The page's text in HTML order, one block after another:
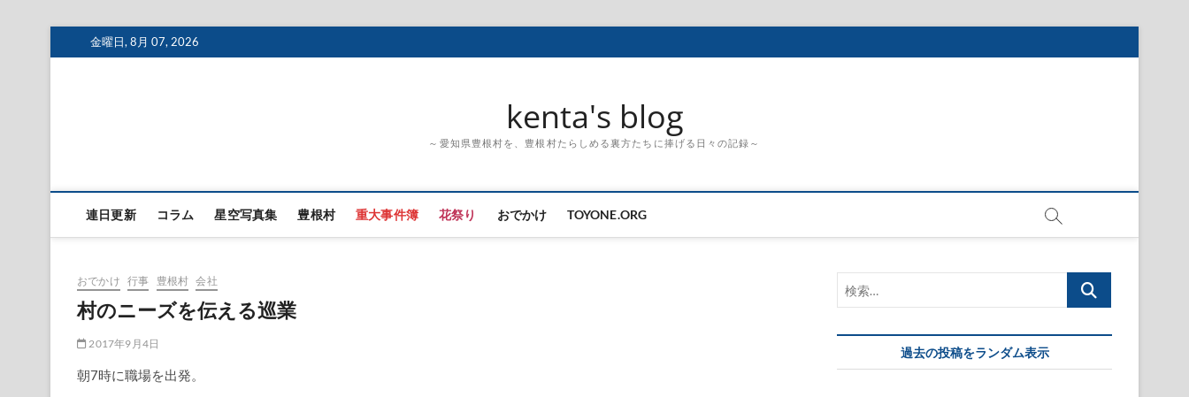
to
金曜日, 8月 07, 2026
kenta's blog
～愛知県豊根村を、豊根村たらしめる裏方たちに捧げる日々の記録～
連日更新 コラム 星空写真集 豊根村 重大事件簿 花祭り おでかけ TOYONE.ORG
おでかけ 行事 豊根村 会社
村のニーズを伝える巡業
2017年9月4日
朝7時に職場を出発。
索…
過去の投稿をランダム表示